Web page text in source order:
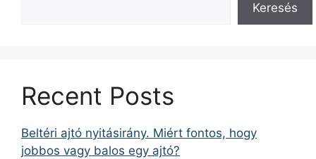
Keresés
Recent Posts
Beltéri ajtó nyitásirány. Miért fontos, hogy
jobbos vagy balos egy ajtó?